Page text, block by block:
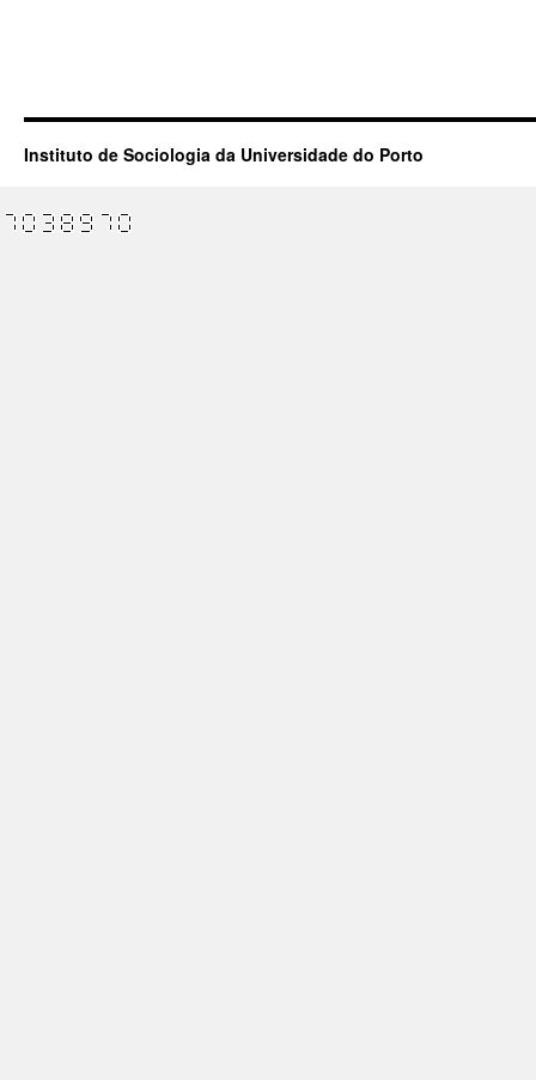
Instituto de Sociologia da Universidade do Porto